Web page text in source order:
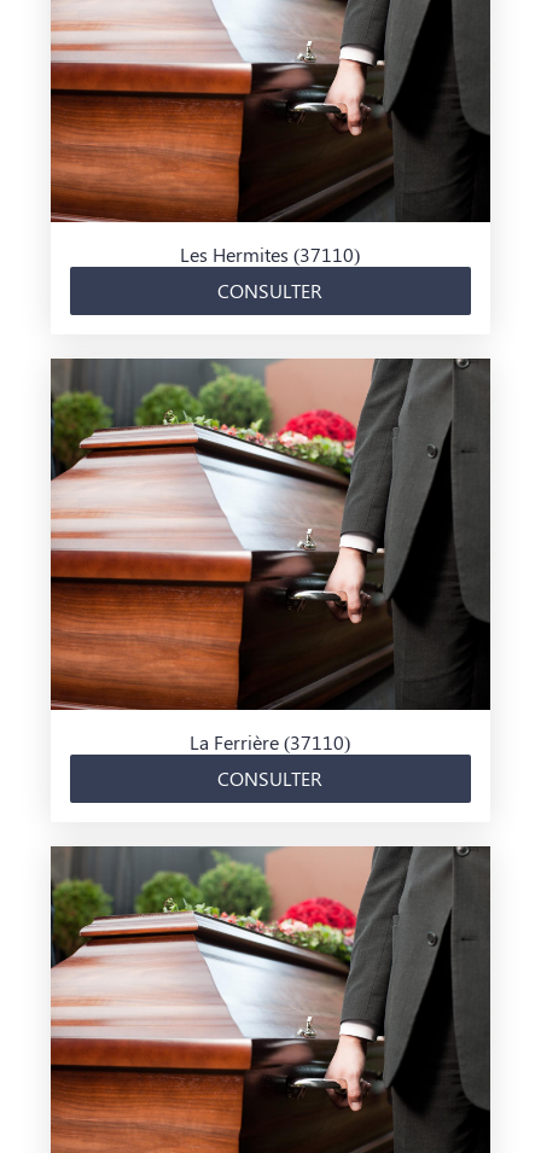
Les Hermites (37110)
CONSULTER
La Ferrière (37110)
CONSULTER